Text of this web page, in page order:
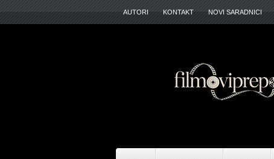
AUTORI KONTAKT NOVI SARADNICI